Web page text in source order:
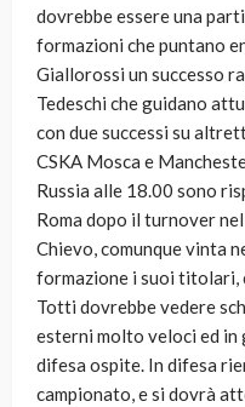
dovrebbe essere una
formazioni che puntano
Giallorossi un successo
Tedeschi che guidano
con due successi su
CSKA Mosca e
Russia alle 18.00 sono
Roma dopo il turnover
Chievo, comunque vinta
formazione i suoi titolari,
Totti dovrebbe vedere
esterni molto veloci ed in
difesa ospite. In difesa
campionato, e si dovrà